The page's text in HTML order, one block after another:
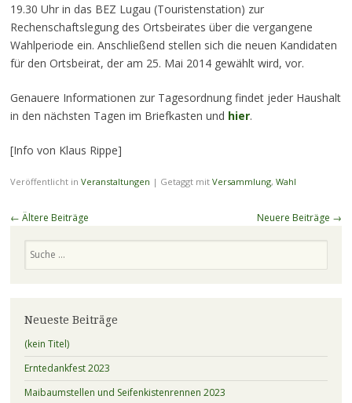
19.30 Uhr in das BEZ Lugau (Touristenstation) zur
Rechenschaftslegung des Ortsbeirates über die vergangene
Wahlperiode ein. Anschließend stellen sich die neuen Kandidaten
für den Ortsbeirat, der am 25. Mai 2014 gewählt wird, vor.
Genauere Informationen zur Tagesordnung findet jeder Haushalt
in den nächsten Tagen im Briefkasten und hier.
[Info von Klaus Rippe]
Veröffentlicht in Veranstaltungen | Getaggt mit Versammlung, Wahl
Beitragsnavigation
← Ältere Beiträge Neuere Beiträge →
Neueste Beiträge
(kein Titel)
Erntedankfest 2023
Maibaumstellen und Seifenkistenrennen 2023